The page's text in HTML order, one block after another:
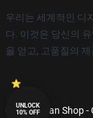
우리는 세계적인 디
다. 이것은 당신의
을 얻고, 고품질의
© Dandadan Shop
UNLOCK
10% OFF